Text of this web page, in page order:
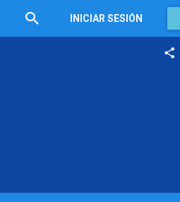
INICIAR SESIÓN